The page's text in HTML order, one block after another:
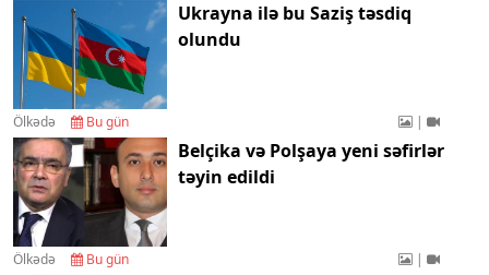
Ukrayna ilə bu Saziş təsdiq
olundu
Ölkədə Bu gün |
Belçika və Polşaya yeni səfirlər
təyin edildi
Ölkədə Bu gün |